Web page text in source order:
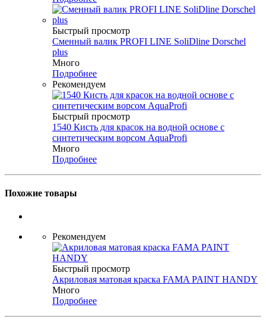
Быстрый просмотр
Сменный валик PROFI LINE SoliDline Dorschel
plus
Много
Подробнее
Рекомендуем
Быстрый просмотр
1540 Кисть для красок на водной основе с
синтетическим ворсом AquaProfi
Много
Подробнее
Похожие товары
Рекомендуем
Быстрый просмотр
Акриловая матовая краска FAMA PAINT HANDY
Много
Подробнее